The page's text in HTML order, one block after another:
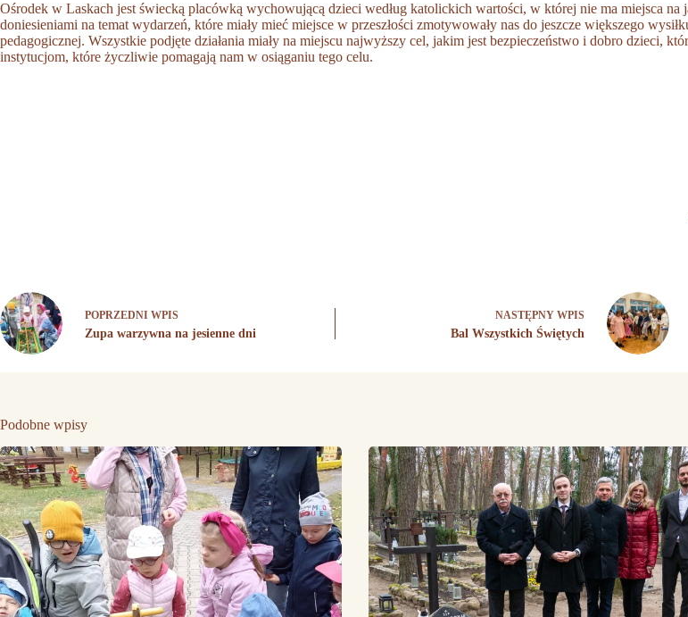
Ośrodek w Laskach jest świecką placówką wychowującą dzieci według katolickich wartości, w której nie ma miejsca
doniesieniami na temat wydarzeń, które miały mieć miejsce w przeszłości zmotywowały nas do jeszcze większego
pedagogicznej. Wszystkie podjęte działania miały na miejscu najwyższy cel, jakim jest bezpieczeństwo i dobro dzieci,
instytucjom, które życzliwie pomagają nam w osiąganiu tego celu.
POPRZEDNI WPIS
Zupa warzywna na jesienne dni
NASTĘPNY WPIS
Bal Wszystkich Świętych
Podobne wpisy